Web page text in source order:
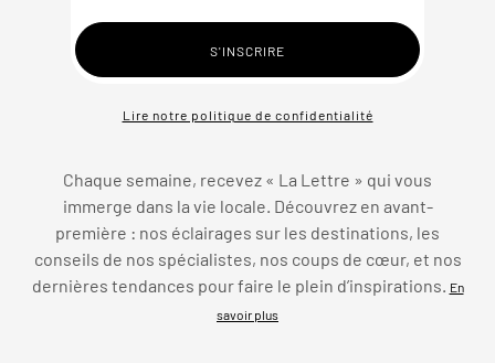
Lire notre politique de confidentialité
Chaque semaine, recevez « La Lettre » qui vous
immerge dans la vie locale. Découvrez en avant-
première : nos éclairages sur les destinations, les
conseils de nos spécialistes, nos coups de cœur, et nos
dernières tendances pour faire le plein d’inspirations. En
savoir plus